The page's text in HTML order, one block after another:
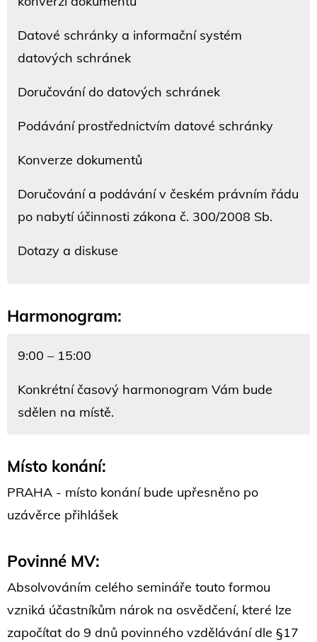
Datové schránky a informační systém
datových schránek
Doručování do datových schránek
Podávání prostřednictvím datové schránky
Konverze dokumentů
Doručování a podávání v českém právním řádu
po nabytí účinnosti zákona č. 300/2008 Sb.
Dotazy a diskuse
Harmonogram:
9:00 – 15:00
Konkrétní časový harmonogram Vám bude
sdělen na místě.
Místo konání:
PRAHA - místo konání bude upřesněno po
uzávěrce přihlášek
Povinné MV:
Absolvováním celého semináře touto formou
vzniká účastníkům nárok na osvědčení, které lze
započítat do 9 dnů povinného vzdělávání dle §17